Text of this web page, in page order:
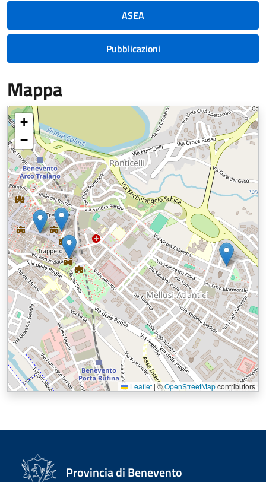
ASEA
Pubblicazioni
Mappa
+
−
Leaflet |©OpenStreetMapcontributors
Provincia di Benevento